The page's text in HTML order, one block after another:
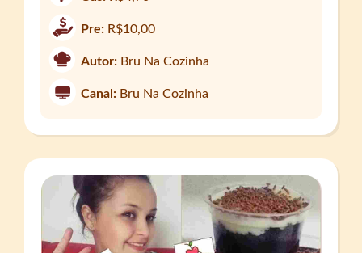
Pre: R$10,00
Autor: Bru Na Cozinha
Canal: Bru Na Cozinha